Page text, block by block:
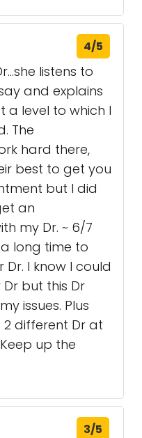
4/5
listens to
and explains
a level to which I
The
hard there,
best to get you
but I did
an
my Dr. ~ 6/7
long time to
I know I could
but this Dr
issues. Plus
2 different Dr at
up the
3/5